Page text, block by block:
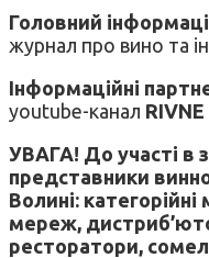
Головний
журнал про вино та
Інформаційні
youtube-канал RIVNE
УВАГА! До участі в
представники
Волині:
мереж,
ресторатори,